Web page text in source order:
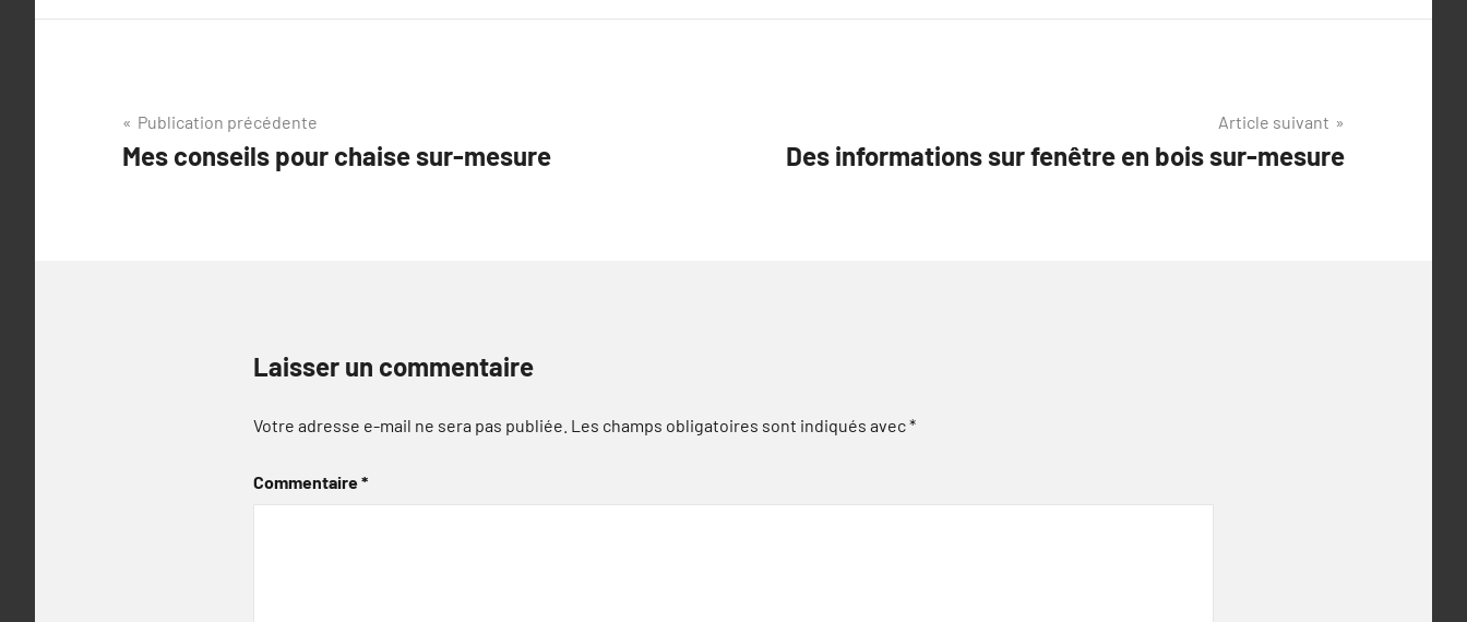
Navigation
de
Publication précédente
Mes conseils pour chaise sur-mesure
Article suivant
Des informations sur fenêtre en bois sur-mesure
Laisser un commentaire
Votre adresse e-mail ne sera pas publiée. Les champs obligatoires sont indiqués avec*
Commentaire*